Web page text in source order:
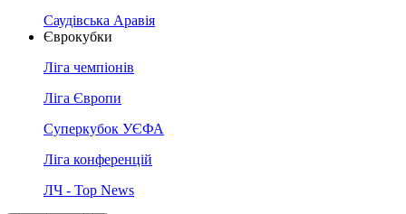
Саудівська Аравія
Єврокубки
Ліга чемпіонів
Ліга Європи
Суперкубок УЄФА
Ліга конференцій
ЛЧ - Top News